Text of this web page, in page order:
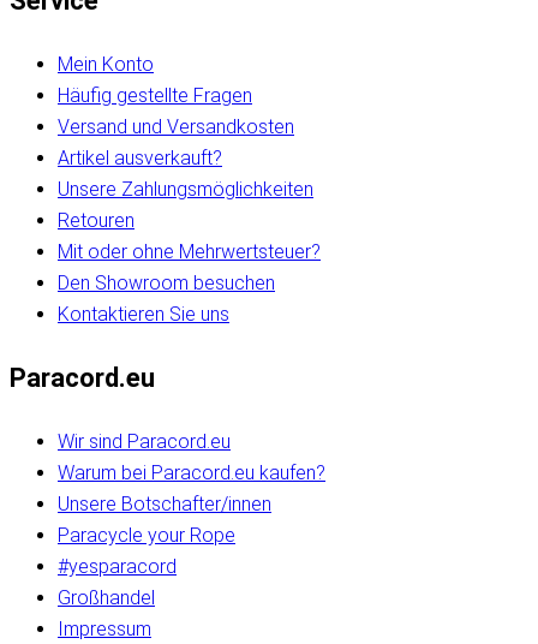
Mein Konto
Häufig gestellte Fragen
Versand und Versandkosten
Artikel ausverkauft?
Unsere Zahlungsmöglichkeiten
Retouren
Mit oder ohne Mehrwertsteuer?
Den Showroom besuchen
Kontaktieren Sie uns
Paracord.eu
Wir sind Paracord.eu
Warum bei Paracord.eu kaufen?
Unsere Botschafter/innen
Paracycle your Rope
#yesparacord
Großhandel
Impressum